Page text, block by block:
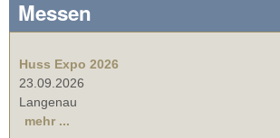
Messen
Huss Expo 2026
23.09.2026
Langenau
mehr ...